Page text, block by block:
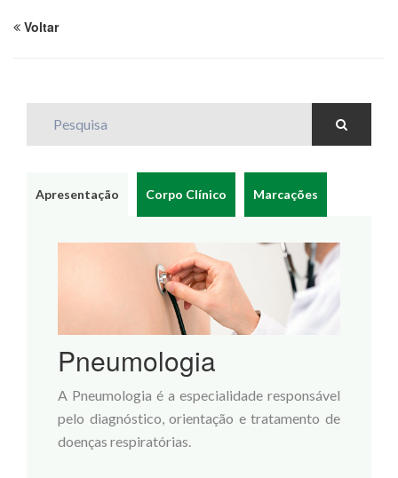
Voltar
Apresentação Corpo Clínico Marcações
Pneumologia
A Pneumologia é a especialidade responsável
pelo diagnóstico, orientação e tratamento de
doenças respiratórias.